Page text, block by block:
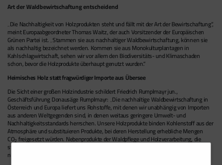
Art der Waldbewirtschaftung entscheidend
„Die Nachhaltigkeit von Holzprodukten steht und fällt mit der Art der Bewirtschaftung“,
meint Europaabgeordneter Thomas Waitz, der auch Vorsitzender der Europäischen
Grünen Partei ist. „Stammen sie aus nachhaltiger Waldbewirtschaftung, können sie
als nachhaltig bezeichnet werden. Kommen sie aus Monokulturplantagen in
Kahlschlagwirtschaft, sehen wir vor allem den Biodiversitäts- und Klimaschaden
schon, bevor die Holzprodukte überhaupt genutzt wurden.“
Heimisches Holz statt fragwürdiger Importe aus Übersee
Die Sicht einer großen Holzindustrie schildert Friedrich Rumplmayr jun.,
Geschäftsführung Donausäge Rumplmayr: „Die nachhaltige Waldbewirtschaftung in
Österreich und Europa liefert uns Rohstoffe, mit denen wir unabhängig von Importen
aus anderen Weltgegenden sind, in denen weitaus geringere Umwelt- und
Nachhaltigkeitsstandards herrschen. Unsere Holzprodukte binden Kohlenstoff aus der
Atmosphäre und substituieren Produkte, bei deren Herstellung erhebliche Mengen
CO2freigesetzt würden. Nebenprodukte der Waldpflege und Holzverarbeitung, die
stofflich nicht verwertbar oder nicht nachgefragt sind, tragen als CO
nachwachsende Energieträger zur Energiewende bei.“